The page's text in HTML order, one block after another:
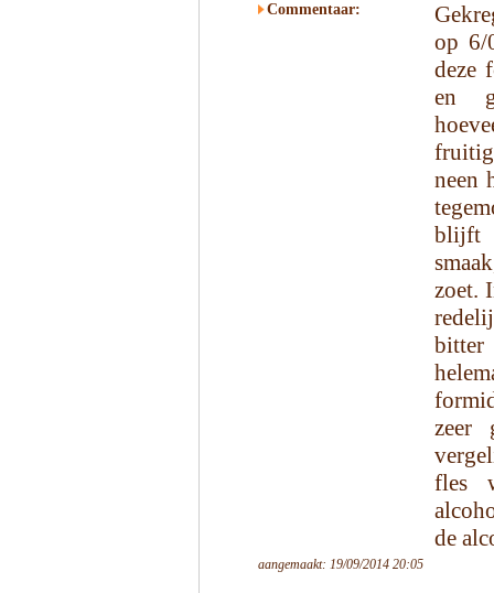
Commentaar:
op 6/
deze
en
neen
blijft
zoet.
zeer
fles
de
aangemaakt: 19/09/2014 20:05